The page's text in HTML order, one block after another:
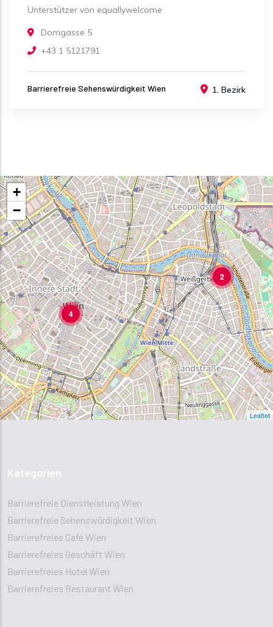
Unterstützer von equallywelcome
Domgasse 5
+43 1 5121791
Barrierefreie Sehenswürdigkeit Wien 1. Bezirk
2
4
+
−
Leaflet
Kategorien
Barrierefreie Dienstleistung Wien
Barrierefreie Sehenswürdigkeit Wien
Barrierefreies Café Wien
Barrierefreies Geschäft Wien
Barrierefreies Hotel Wien
Barrierefreies Restaurant Wien